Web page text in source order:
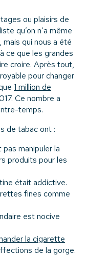
ou plaisirs de
qu’on n’a même
qui nous a été
ce que les grandes
croire. Après tout,
pour changer
1 million de
Ce nombre a
temps.
de tabac ont :
manipuler la
produits pour les
était addictive.
fines comme
est nocive
la cigarette
de la gorge.